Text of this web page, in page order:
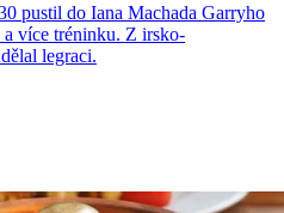
pustil do Iana Machada Garryho
více tréninku. Z irsko-
legraci.